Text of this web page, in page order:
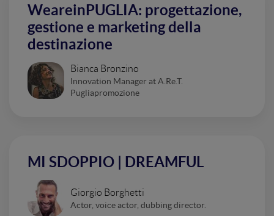
WeareinPUGLIA: progettazione,
gestione e marketing della
destinazione
Bianca Bronzino
Innovation Manager at A.Re.T.
Pugliapromozione
MI SDOPPIO | DREAMFUL
Giorgio Borghetti
Actor, voice actor, dubbing director.